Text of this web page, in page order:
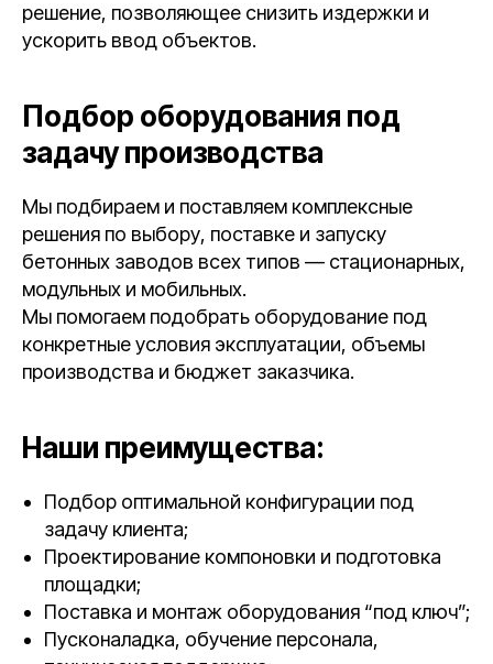
решение, позволяющее снизить издержки и
ускорить ввод объектов.
Подбор оборудования под
задачу производства
Мы подбираем и поставляем комплексные
решения по выбору, поставке и запуску
бетонных заводов всех типов — стационарных,
модульных и мобильных.
Мы помогаем подобрать оборудование под
конкретные условия эксплуатации, объемы
производства и бюджет заказчика.
Наши преимущества:
Подбор оптимальной конфигурации под
задачу клиента;
Проектирование компоновки и подготовка
площадки;
Поставка и монтаж оборудования “под ключ”;
Пусконаладка, обучение персонала,